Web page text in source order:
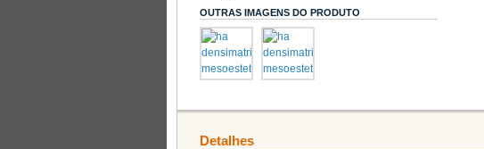
OUTRAS IMAGENS DO PRODUTO
Detalhes